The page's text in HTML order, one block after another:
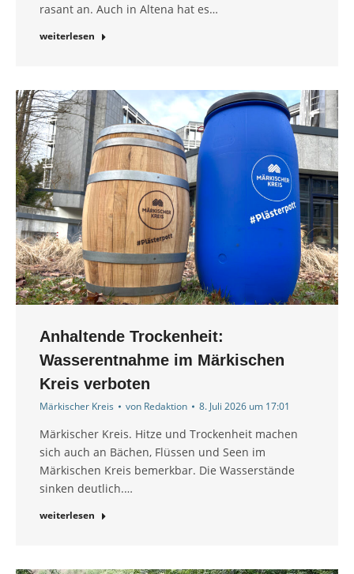
rasant an. Auch in Altena hat es…
weiterlesen
Anhaltende Trockenheit:
Wasserentnahme im Märkischen
Kreis verboten
Märkischer Kreis von Redaktion 8. Juli 2026 um 17:01
Märkischer Kreis. Hitze und Trockenheit machen
sich auch an Bächen, Flüssen und Seen im
Märkischen Kreis bemerkbar. Die Wasserstände
sinken deutlich.…
weiterlesen